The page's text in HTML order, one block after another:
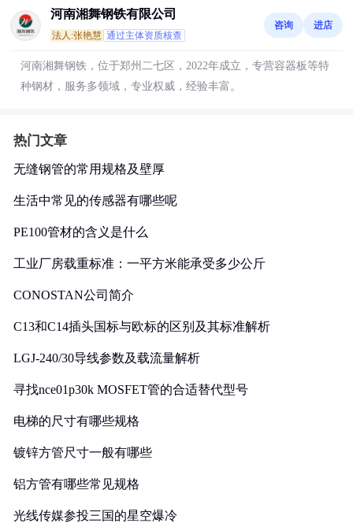
河南湘舞钢铁有限公司
法人:张艳慧 通过主体资质核查
咨询 进店
河南湘舞钢铁，位于郑州二七区，2022年成立，专营容器板等特
种钢材，服务多领域，专业权威，经验丰富。
热门文章
无缝钢管的常用规格及壁厚
生活中常见的传感器有哪些呢
PE100管材的含义是什么
工业厂房载重标准：一平方米能承受多少公斤
CONOSTAN公司简介
C13和C14插头国标与欧标的区别及其标准解析
LGJ-240/30导线参数及载流量解析
寻找nce01p30k MOSFET管的合适替代型号
电梯的尺寸有哪些规格
镀锌方管尺寸一般有哪些
铝方管有哪些常见规格
光线传媒参投三国的星空爆冷